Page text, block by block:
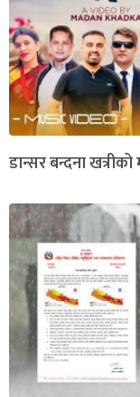
डान्सर बन्दना